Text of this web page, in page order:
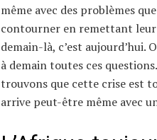
même avec des problèmes
contourner en remettant leur
demain-là, c’est
à demain toutes ces
trouvons que cette crise est
arrive peut-être même avec